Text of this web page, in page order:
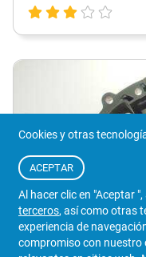
Cookies y otras
ACEPTAR
Al hacer clic en "Aceptar
terceros, así como otras
experiencia de
compromiso con nuestro